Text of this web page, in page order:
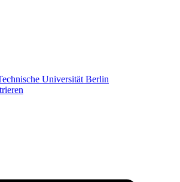
Universität Berlin